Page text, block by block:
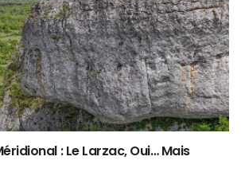
: Le Larzac, Oui… Mais